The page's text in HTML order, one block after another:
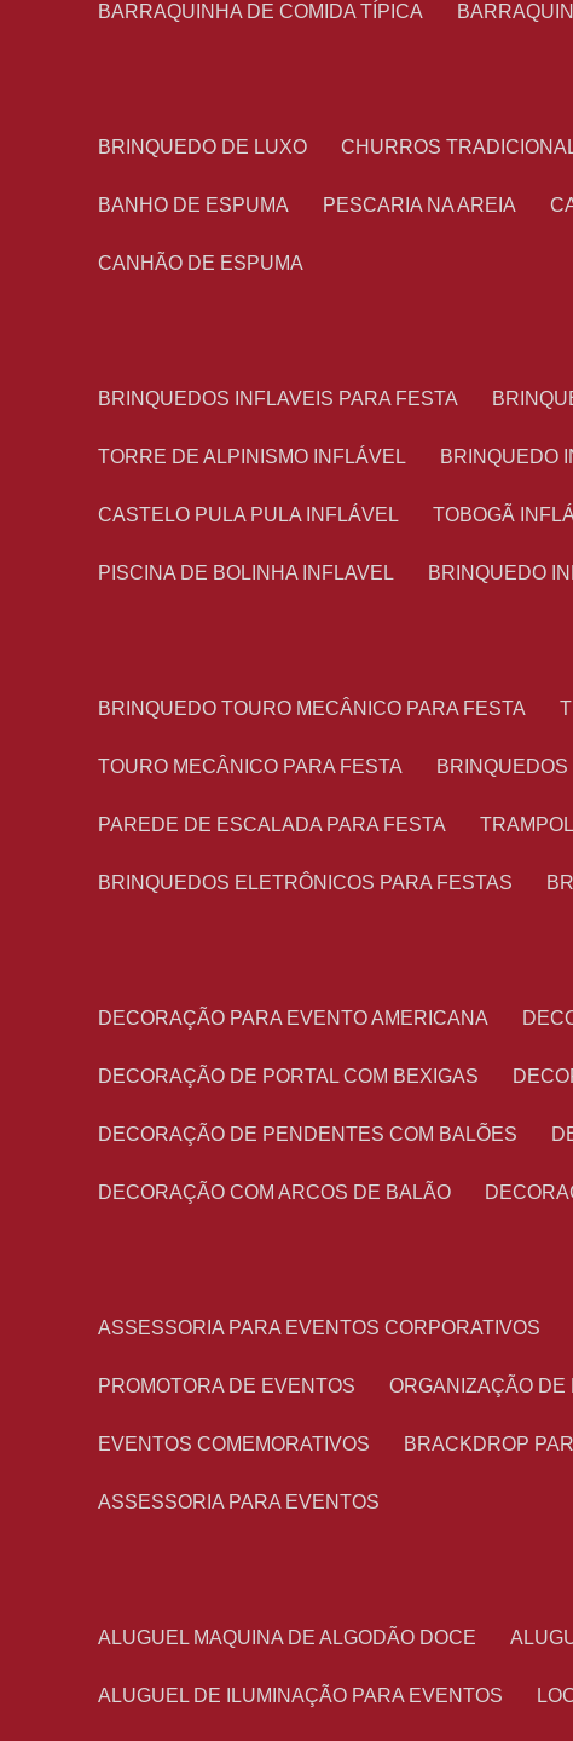
BARRAQUINHA DE COMIDA TÍPICA
BRINQUEDO DE LUXO CHURROS
BANHO DE ESPUMA PESCARIA NA AREIA
CANHÃO DE ESPUMA
BRINQUEDOS INFLAVEIS PARA FESTA
TORRE DE ALPINISMO INFLÁVEL
CASTELO PULA PULA INFLÁVEL TOBOGÃ
PISCINA DE BOLINHA INFLAVEL BRINQUEDO
BRINQUEDO TOURO MECÂNICO PARA FESTA
TOURO MECÂNICO PARA FESTA
PAREDE DE ESCALADA PARA FESTA
BRINQUEDOS ELETRÔNICOS PARA FESTAS
DECORAÇÃO PARA EVENTO AMERICANA
DECORAÇÃO DE PORTAL COM BEXIGAS
DECORAÇÃO DE PENDENTES COM BALÕES
DECORAÇÃO COM ARCOS DE BALÃO
ASSESSORIA PARA EVENTOS CORPORATIVOS
PROMOTORA DE EVENTOS ORGANIZAÇÃO
EVENTOS COMEMORATIVOS BRACKDROP
ASSESSORIA PARA EVENTOS
ALUGUEL MAQUINA DE ALGODÃO DOCE
ALUGUEL DE ILUMINAÇÃO PARA EVENTOS